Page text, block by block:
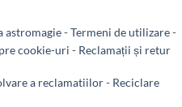
astromagie-Termeni de utilizare-
cookie-uri - Reclamații și retur
a reclamatiilor- Reciclare